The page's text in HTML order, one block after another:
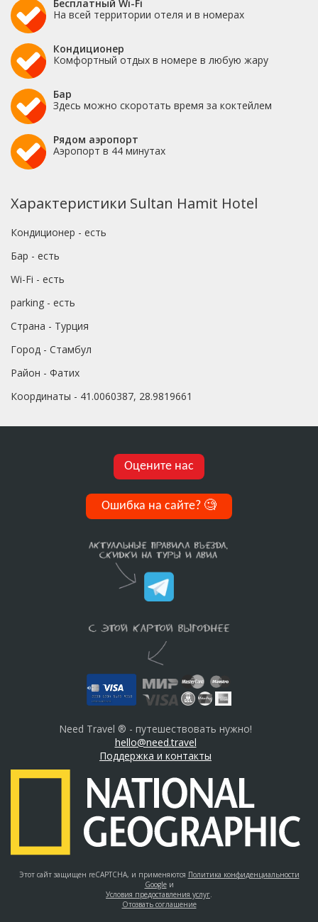
Бесплатный Wi-Fi
На всей территории отеля и в номерах
Кондиционер
Комфортный отдых в номере в любую жару
Бар
Здесь можно скоротать время за коктейлем
Рядом аэропорт
Аэропорт в 44 минутах
Характеристики Sultan Hamit Hotel
Кондиционер - есть
Бар - есть
Wi-Fi - есть
parking - есть
Страна - Турция
Город - Стамбул
Район - Фатих
Координаты - 41.0060387, 28.9819661
Оцените нас
Ошибка на сайте? 🧐
Need Travel ® - путешествовать нужно!
hello@need.travel
Поддержка и контакты
Этот сайт защищен reCAPTCHA, и применяются Политика конфиденциальности
Googleи
Условия предоставления услуг.
Отозвать соглашение